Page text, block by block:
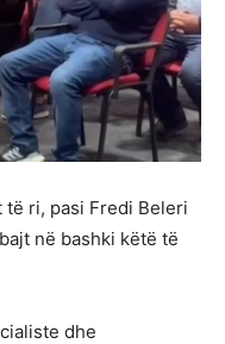
ri, pasi Fredi Beleri
në bashki këtë të
dhe